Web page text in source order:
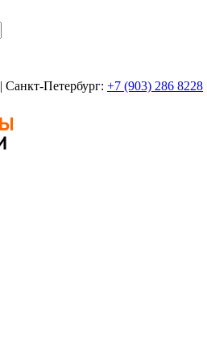
| Санкт-Петербург: +7 (903) 286 8228